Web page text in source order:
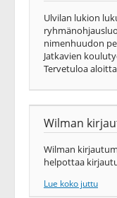
Ulvilan lukion
nimenhuudon
Jatkavien
Tervetuloa
Wilman
Wilman
helpottaa
Lue koko juttu